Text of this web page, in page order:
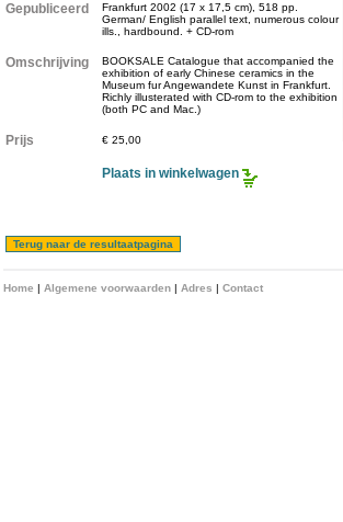
Gepubliceerd
Frankfurt 2002 (17 x 17,5 cm), 518 pp.
German/ English parallel text, numerous colour
ills., hardbound. + CD-rom
Omschrijving
BOOKSALE Catalogue that accompanied the
exhibition of early Chinese ceramics in the
Museum fur Angewandete Kunst in Frankfurt.
Richly illusterated with CD-rom to the exhibition
(both PC and Mac.)
Prijs € 25,00
Plaats in winkelwagen
Home | Algemene voorwaarden| Adres | Contact